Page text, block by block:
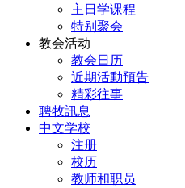
主日学课程
特别聚会
教会活动
教会日历
近期活動預告
精彩往事
聘牧訊息
中文学校
注册
校历
教师和职员